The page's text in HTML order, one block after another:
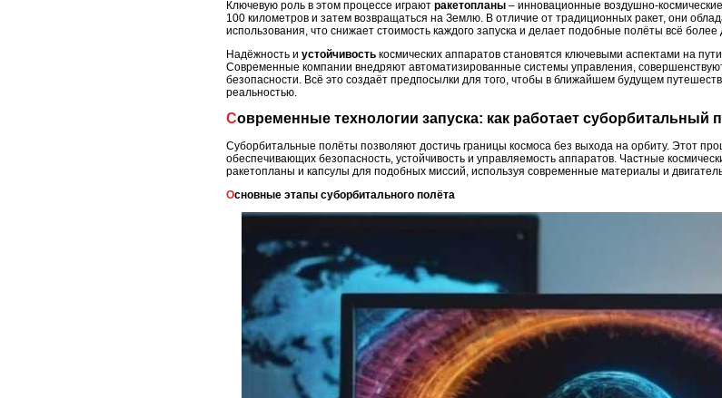
Ключевую роль в этом процессе играют ракетопланы – инновационные воздушно-
100 километров и затем возвращаться на Землю. В отличие от традиционных ракет, они
использования, что снижает стоимость каждого запуска и делает подобные полёты всё
Надёжность и устойчивость космических аппаратов становятся ключевыми аспектами на
Современные компании внедряют автоматизированные системы управления,
безопасности. Всё это создаёт предпосылки для того, чтобы в ближайшем будущем
реальностью.
Современные технологии запуска: как работает суборбитальный
Суборбитальные полёты позволяют достичь границы космоса без выхода на орбиту. Этот
обеспечивающих безопасность, устойчивость и управляемость аппаратов. Частные
ракетопланы и капсулы для подобных миссий, используя современные материалы и
Основные этапы суборбитального полёта